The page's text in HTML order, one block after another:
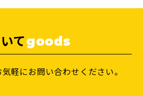
てgoods
軽にお問い合わせください。